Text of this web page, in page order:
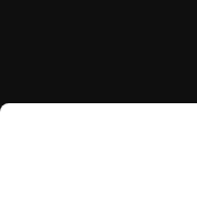
ذ.م.م قطر.